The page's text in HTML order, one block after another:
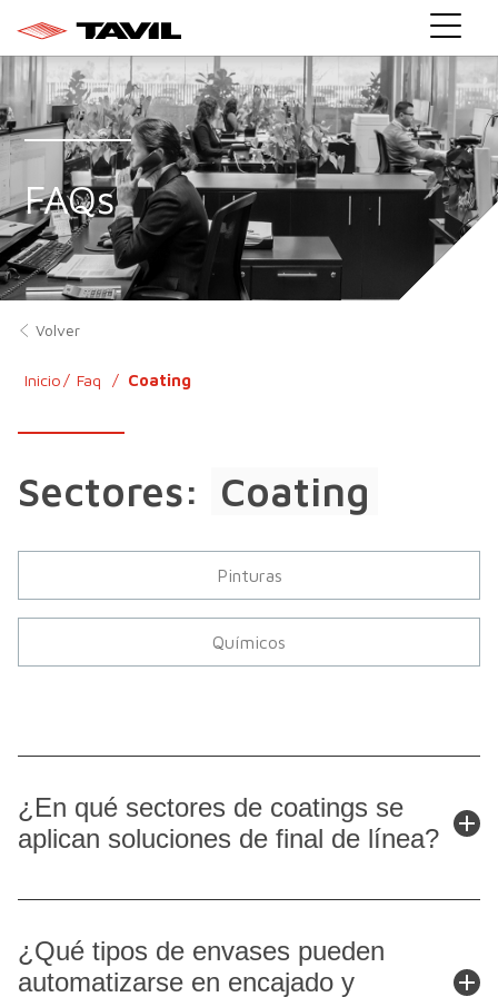
FAQs
Volver
Inicio Faq Coating
Sectores: Coating
Pinturas
Químicos
¿En qué sectores de coatings se
aplican soluciones de final de línea?
la industria de coatings se aplican en múltiples sectores
donde se manipulan productos líquidos, pastosos o en
¿Qué tipos de envases pueden
automatizarse en encajado y